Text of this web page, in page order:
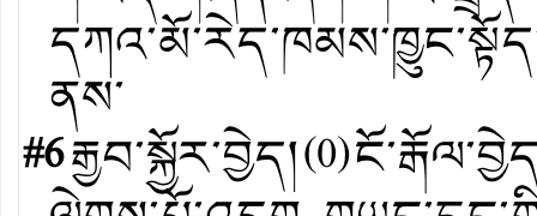
ནས་
#6རྒྱབ་སྐྱོར་བྱེད།(0)